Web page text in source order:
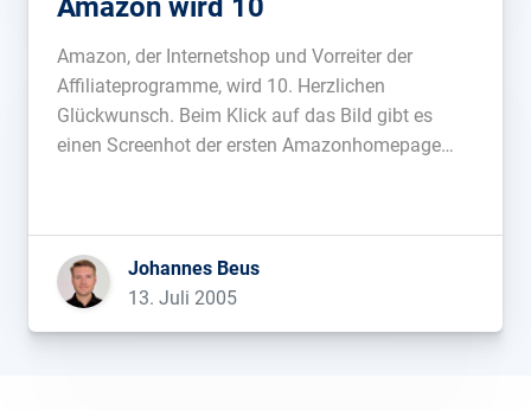
Amazon wird 10
Amazon, der Internetshop und Vorreiter der
Affiliateprogramme, wird 10. Herzlichen
Glückwunsch. Beim Klick auf das Bild gibt es
einen Screenhot der ersten Amazonhomepage
Johannes Beus
13. Juli 2005